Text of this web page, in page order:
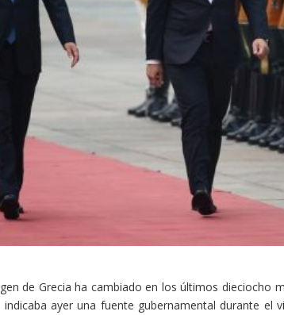
de Grecia ha cambiado en los últimos
indicaba ayer una fuente gubernamental durante